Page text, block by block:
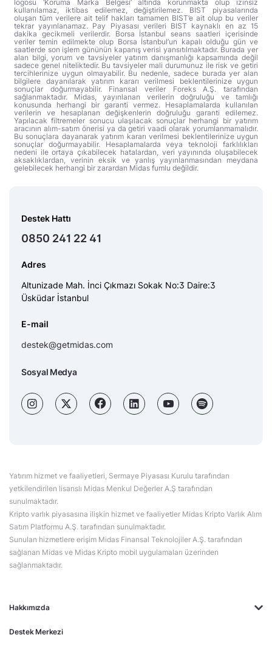
logosu ‘Koruma Marka Belgesi’ altında korunmakta olup izinsiz
kullanılamaz, iktibas edilemez, değiştirilemez. BIST piyasalarında
oluşan tüm verilere ait telif hakları tamamen BIST’e ait olup bu veriler
tekrar yayınlanamaz. Pay Piyasası verileri BIST kaynaklı en az 15
dakika gecikmeli verilerdir. Borsa İstanbul seans saatleri içerisinde
veriler temin edilmekte olup Borsa İstanbul’un kapalı olduğu gün ve
saatlerde son işlem gününün kapanış verisi yansıtılmaktadır. Burada yer
alan bilgi, yorum ve tavsiyeler yatırım danışmanlığı kapsamında değil
sadece genel niteliktedir. Bu tavsiyeler mali durumunuz ile risk ve getiri
tercihlerinize uygun olmayabilir. Bu nedenle, sadece burada yer alan
bilgilere dayanılarak yatırım kararı verilmesi beklentilerinize uygun
sonuçlar doğurmayabilir. Finansal veriler Foreks A.Ş. tarafından
sağlanmaktadır. Midas, yayınlanan verilerin doğruluğu ve tamlığı
konusunda herhangi bir garanti vermez. Hesaplamalarda kullanılan
verilerin ve hesaplanan değişkenlerin doğruluğu garanti edilemez.
Yapılacak filtremeler sonucu ulaşılacak sonuçlar herhangi bir yatırım
aracının alım-satım önerisi ya da getiri vaadi olarak yorumlanmamalıdır.
Bu sonuçlara dayanarak yatırım kararı verilmesi beklentilerinize uygun
sonuçlar doğurmayabilir. Hesaplamalarda veya teknoloji farklılıkları
nedeni ile ortaya çıkabilecek hatalardan, veri yayınında oluşabilecek
aksaklıklardan, verinin eksik ve yanlış yayınlanmasından meydana
gelebilecek herhangi bir zarardan Midas fumlu değildir.
Hakkımızda
Destek Merkezi
Destek Hattı
0850 241 22 41
Adres
Altunizade Mah. İnci Çıkmazı Sokak No:3 Daire:3
Üsküdar İstanbul
E-mail
destek@getmidas.com
Sosyal Medya
Yatırım hizmet ve faaliyetleri, Sermaye Piyasası Kurulu tarafından
yetkilendirilen lisanslı Midas Menkul Değerler A.Ş tarafından
sunulmaktadır.
Kripto varlık piyasasına ilişkin hizmet ve faaliyetler Midas Kripto Varlık Alım
Satım Platformu A.Ş. tarafından sunulmaktadır.
Sunulan hizmetlere erişim Midas Finansal Teknolojiler A.Ş. tarafından
sağlanan Midas ve Midas Kripto mobil uygulamaları üzerinden
sağlanmaktadır.